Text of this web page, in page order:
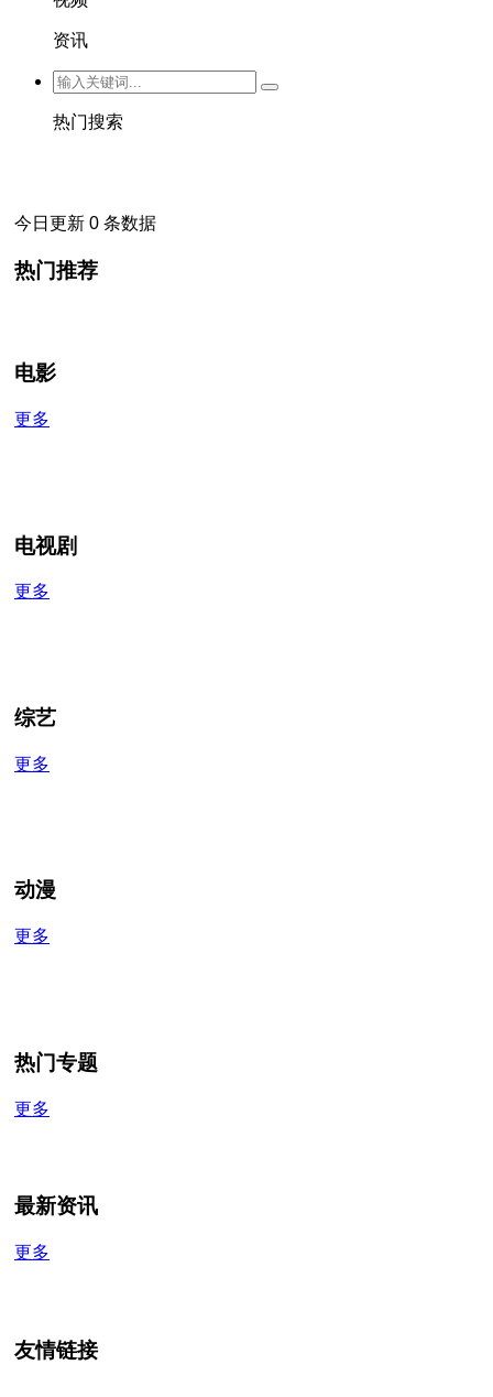
资讯
热门搜索
今日更新 0 条数据
热门推荐
电影
更多
电视剧
更多
综艺
更多
动漫
更多
热门专题
更多
最新资讯
更多
友情链接